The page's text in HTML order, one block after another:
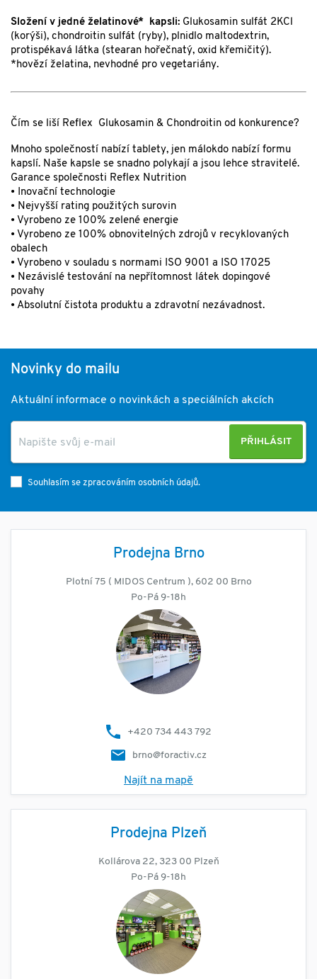
Složení v jedné želatinové* kapsli: Glukosamin sulfát 2KCl
(korýši), chondroitin sulfát (ryby), plnidlo maltodextrin,
protispékavá látka (stearan hořečnatý, oxid křemičitý).
*hovězí želatina, nevhodné pro vegetariány.
Čím se liší Reflex Glukosamin & Chondroitin od konkurence?
Mnoho společností nabízí tablety, jen málokdo nabízí formu
kapslí. Naše kapsle se snadno polykají a jsou lehce stravitelé.
Garance společnosti Reflex Nutrition
• Inovační technologie
• Nejvyšší rating použitých surovin
• Vyrobeno ze 100% zelené energie
• Vyrobeno ze 100% obnovitelných zdrojů v recyklovaných
obalech
• Vyrobeno v souladu s normami ISO 9001 a ISO 17025
• Nezávislé testování na nepřítomnost látek dopingové
povahy
• Absolutní čistota produktu a zdravotní nezávadnost.
Novinky do mailu
Aktuální informace o novinkách a speciálních akcích
PŘIHLÁSIT
Souhlasím se zpracováním osobních údajů.
Prodejna Brno
Plotní 75 ( MIDOS Centrum ), 602 00 Brno
Po-Pá 9-18h
+420 734 443 792
brno@foractiv.cz
Najít na mapě
Prodejna Plzeň
Kollárova 22, 323 00 Plzeň
Po-Pá 9-18h